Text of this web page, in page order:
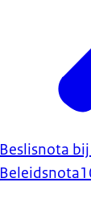
Beslisnota
Beleidsnota